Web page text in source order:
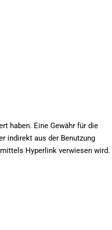
haben. Eine Gewähr für die
indirekt aus der Benutzung
Hyperlink verwiesen wird.